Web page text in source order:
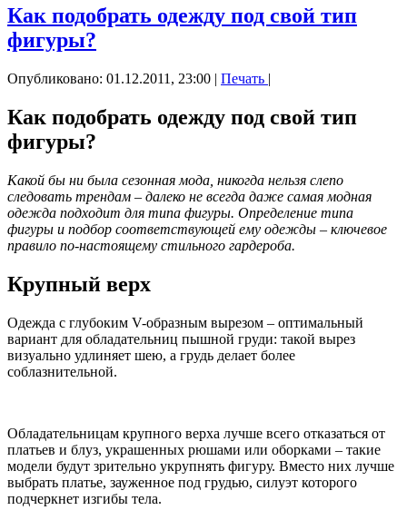
Как подобрать одежду под свой тип
фигуры?
Опубликовано: 01.12.2011, 23:00 | Печать |
Как подобрать одежду под свой тип
фигуры?
Какой бы ни была сезонная мода, никогда нельзя слепо
следовать трендам – далеко не всегда даже самая модная
одежда подходит для типа фигуры. Определение типа
фигуры и подбор соответствующей ему одежды – ключевое
правило по-настоящему стильного гардероба.
Крупный верх
Одежда с глубоким V-образным вырезом – оптимальный
вариант для обладательниц пышной груди: такой вырез
визуально удлиняет шею, а грудь делает более
соблазнительной.
Обладательницам крупного верха лучше всего отказаться от
платьев и блуз, украшенных рюшами или оборками – такие
модели будут зрительно укрупнять фигуру. Вместо них лучше
выбрать платье, зауженное под грудью, силуэт которого
подчеркнет изгибы тела.